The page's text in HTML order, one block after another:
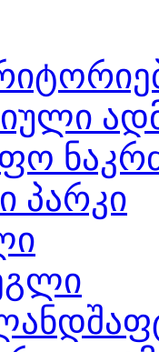
პარკი